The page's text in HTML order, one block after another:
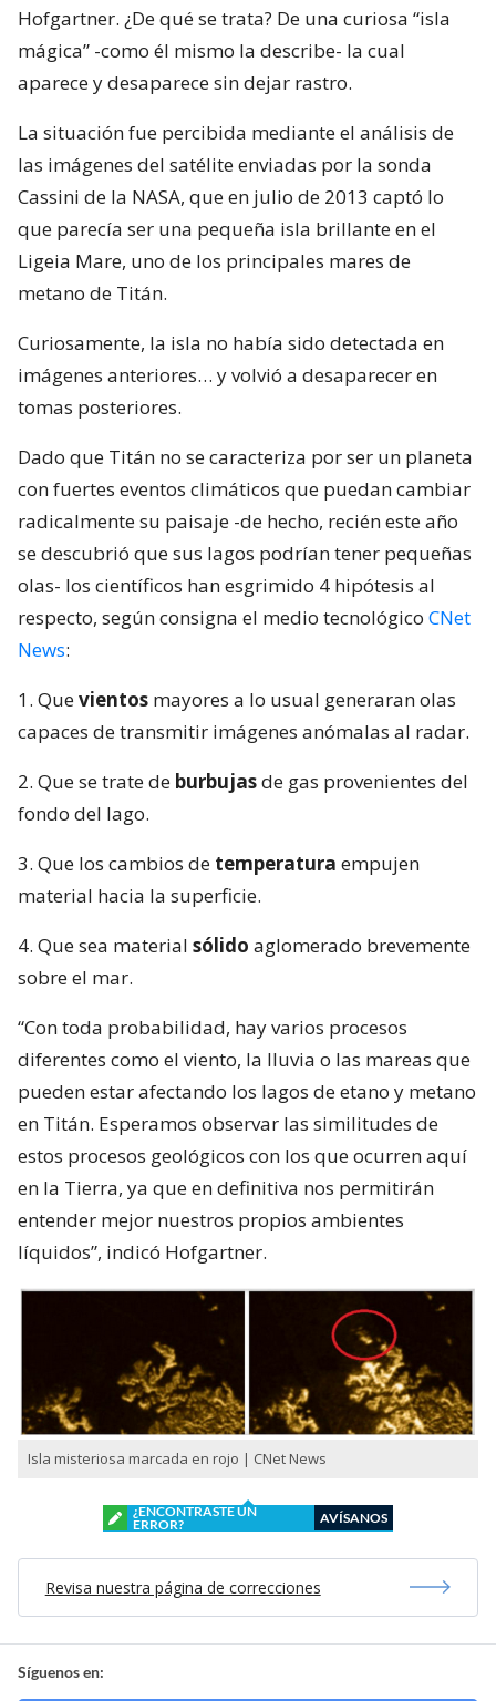
Hofgartner. ¿De qué se trata? De una curiosa “isla
mágica” -como él mismo la describe- la cual
aparece y desaparece sin dejar rastro.
La situación fue percibida mediante el análisis de
las imágenes del satélite enviadas por la sonda
Cassini de la NASA, que en julio de 2013 captó lo
que parecía ser una pequeña isla brillante en el
Ligeia Mare, uno de los principales mares de
metano de Titán.
Curiosamente, la isla no había sido detectada en
imágenes anteriores… y volvió a desaparecer en
tomas posteriores.
Dado que Titán no se caracteriza por ser un planeta
con fuertes eventos climáticos que puedan cambiar
radicalmente su paisaje -de hecho, recién este año
se descubrió que sus lagos podrían tener pequeñas
olas- los científicos han esgrimido 4 hipótesis al
respecto, según consigna el medio tecnológico CNet
News:
1. Quevientos mayores a lo usual generaran olas
capaces de transmitir imágenes anómalas al radar.
2. Que se trate de burbujasde gas provenientes del
fondo del lago.
3. Que los cambios de temperatura empujen
material hacia la superficie.
4. Que sea material sólido aglomerado brevemente
sobre el mar.
“Con toda probabilidad, hay varios procesos
diferentes como el viento, la lluvia o las mareas que
pueden estar afectando los lagos de etano y metano
en Titán. Esperamos observar las similitudes de
estos procesos geológicos con los que ocurren aquí
en la Tierra, ya que en definitiva nos permitirán
entender mejor nuestros propios ambientes
líquidos”, indicó Hofgartner.
Isla misteriosa marcada en rojo | CNet News
¿ENCONTRASTE UN
ERROR?
AVÍSANOS
Revisa nuestra página de correcciones
Síguenos en: